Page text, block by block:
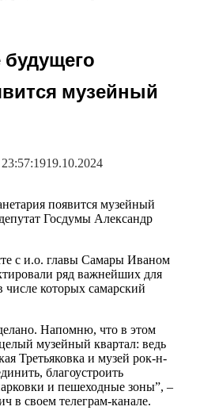
музейный
19.10.2024
появится музейный
Госдумы Александр
с и.о. главы Самары Иваном
ряд важнейших для
числе которых самарский
Напомню, что в этом
музейный квартал: ведь
Третьяковка и музей рок-н-
благоустроить
и пешеходные зоны”, –
в своем телеграм-канале.